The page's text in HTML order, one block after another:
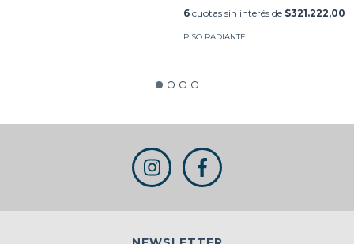
6cuotas sin interés de $321.222,00
PISO RADIANTE